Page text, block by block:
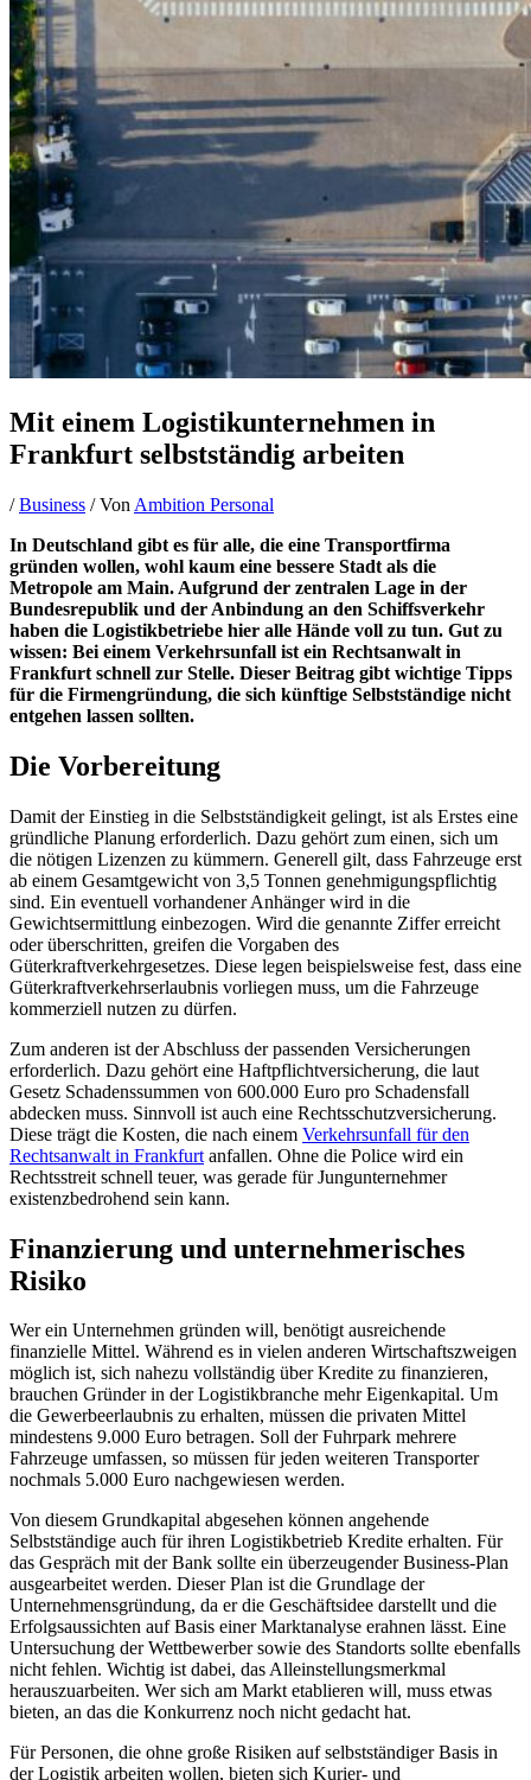
Mit einem Logistikunternehmen in
Frankfurt selbstständig arbeiten
/Business / Von Ambition Personal
In Deutschland gibt es für alle, die eine Transportfirma
gründen wollen, wohl kaum eine bessere Stadt als die
Metropole am Main. Aufgrund der zentralen Lage in der
Bundesrepublik und der Anbindung an den Schiffsverkehr
haben die Logistikbetriebe hier alle Hände voll zu tun. Gut zu
wissen: Bei einem Verkehrsunfall ist ein Rechtsanwalt in
Frankfurt schnell zur Stelle. Dieser Beitrag gibt wichtige Tipps
für die Firmengründung, die sich künftige Selbstständige nicht
entgehen lassen sollten.
Die Vorbereitung
Damit der Einstieg in die Selbstständigkeit gelingt, ist als Erstes eine
gründliche Planung erforderlich. Dazu gehört zum einen, sich um
die nötigen Lizenzen zu kümmern. Generell gilt, dass Fahrzeuge erst
ab einem Gesamtgewicht von 3,5 Tonnen genehmigungspflichtig
sind. Ein eventuell vorhandener Anhänger wird in die
Gewichtsermittlung einbezogen. Wird die genannte Ziffer erreicht
oder überschritten, greifen die Vorgaben des
Güterkraftverkehrgesetzes. Diese legen beispielsweise fest, dass eine
Güterkraftverkehrserlaubnis vorliegen muss, um die Fahrzeuge
kommerziell nutzen zu dürfen.
Zum anderen ist der Abschluss der passenden Versicherungen
erforderlich. Dazu gehört eine Haftpflichtversicherung, die laut
Gesetz Schadenssummen von 600.000 Euro pro Schadensfall
abdecken muss. Sinnvoll ist auch eine Rechtsschutzversicherung.
Diese trägt die Kosten, die nach einem Verkehrsunfall für den
Rechtsanwalt in Frankfurt anfallen. Ohne die Police wird ein
Rechtsstreit schnell teuer, was gerade für Jungunternehmer
existenzbedrohend sein kann.
Finanzierung und unternehmerisches
Risiko
Wer ein Unternehmen gründen will, benötigt ausreichende
finanzielle Mittel. Während es in vielen anderen Wirtschaftszweigen
möglich ist, sich nahezu vollständig über Kredite zu finanzieren,
brauchen Gründer in der Logistikbranche mehr Eigenkapital. Um
die Gewerbeerlaubnis zu erhalten, müssen die privaten Mittel
mindestens 9.000 Euro betragen. Soll der Fuhrpark mehrere
Fahrzeuge umfassen, so müssen für jeden weiteren Transporter
nochmals 5.000 Euro nachgewiesen werden.
Von diesem Grundkapital abgesehen können angehende
Selbstständige auch für ihren Logistikbetrieb Kredite erhalten. Für
das Gespräch mit der Bank sollte ein überzeugender Business-Plan
ausgearbeitet werden. Dieser Plan ist die Grundlage der
Unternehmensgründung, da er die Geschäftsidee darstellt und die
Erfolgsaussichten auf Basis einer Marktanalyse erahnen lässt. Eine
Untersuchung der Wettbewerber sowie des Standorts sollte ebenfalls
nicht fehlen. Wichtig ist dabei, das Alleinstellungsmerkmal
herauszuarbeiten. Wer sich am Markt etablieren will, muss etwas
bieten, an das die Konkurrenz noch nicht gedacht hat.
Für Personen, die ohne große Risiken auf selbstständiger Basis in
der Logistik arbeiten wollen, bieten sich Kurier- und